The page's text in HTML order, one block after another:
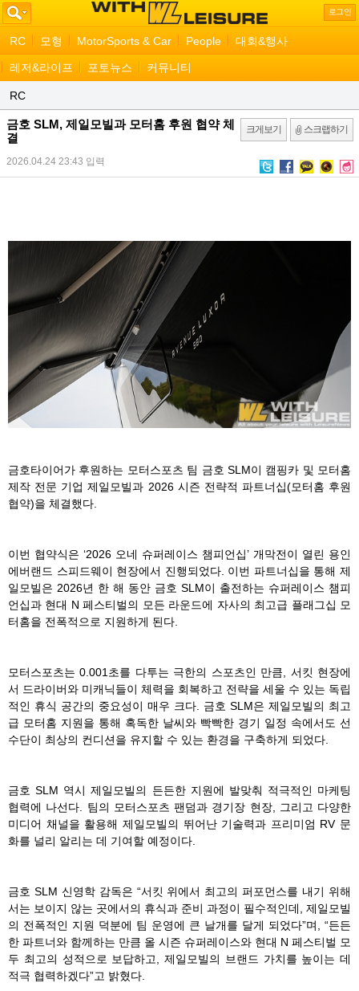
로그인
RC 모형 MotorSports & Car People 대회&행사
레저&라이프 포토뉴스 커뮤니티
RC
금호 SLM, 제일모빌과 모터홈 후원 협약 체
결
2026.04.24 23:43 입력
크게보기 스크랩하기
금호타이어가 후원하는 모터스포츠 팀 금호 SLM이 캠핑카 및 모터홈
제작 전문 기업 제일모빌과 2026 시즌 전략적 파트너십(모터홈 후원
협약)을 체결했다.
이번 협약식은 ‘2026 오네 슈퍼레이스 챔피언십’ 개막전이 열린 용인
에버랜드 스피드웨이 현장에서 진행되었다. 이번 파트너십을 통해 제
일모빌은 2026년 한 해 동안 금호 SLM이 출전하는 슈퍼레이스 챔피
언십과 현대 N 페스티벌의 모든 라운드에 자사의 최고급 플래그십 모
터홈을 전폭적으로 지원하게 된다.
모터스포츠는 0.001초를 다투는 극한의 스포츠인 만큼, 서킷 현장에
서 드라이버와 미캐닉들이 체력을 회복하고 전략을 세울 수 있는 독립
적인 휴식 공간의 중요성이 매우 크다. 금호 SLM은 제일모빌의 최고
급 모터홈 지원을 통해 혹독한 날씨와 빡빡한 경기 일정 속에서도 선
수단이 최상의 컨디션을 유지할 수 있는 환경을 구축하게 되었다.
금호 SLM 역시 제일모빌의 든든한 지원에 발맞춰 적극적인 마케팅
협력에 나선다. 팀의 모터스포츠 팬덤과 경기장 현장, 그리고 다양한
미디어 채널을 활용해 제일모빌의 뛰어난 기술력과 프리미엄 RV 문
화를 널리 알리는 데 기여할 예정이다.
금호 SLM 신영학 감독은 “서킷 위에서 최고의 퍼포먼스를 내기 위해
서는 보이지 않는 곳에서의 휴식과 준비 과정이 필수적인데, 제일모빌
의 전폭적인 지원 덕분에 팀 운영에 큰 날개를 달게 되었다”며, “든든
한 파트너와 함께하는 만큼 올 시즌 슈퍼레이스와 현대 N 페스티벌 모
두 최고의 성적으로 보답하고, 제일모빌의 브랜드 가치를 높이는 데
적극 협력하겠다”고 밝혔다.